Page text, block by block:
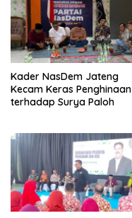
Kader NasDem Jateng
Kecam Keras Penghinaan
terhadap Surya Paloh